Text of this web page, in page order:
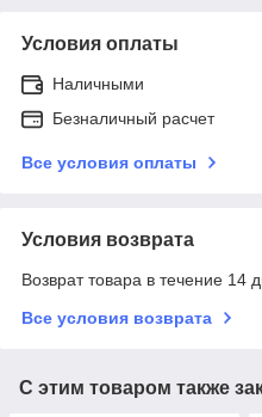
Условия оплаты
Наличными
Безналичный расчет
Все условия оплаты
Условия возврата
Возврат товара в течение 14
Все условия возврата
С этим товаром также